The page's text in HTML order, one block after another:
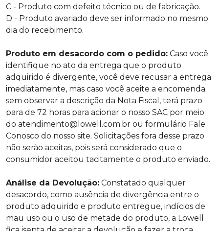
C - Produto com defeito técnico ou de fabricação.
D - Produto avariado deve ser informado no mesmo
dia do recebimento.
Produto em desacordo com o pedido: Caso você
identifique no ato da entrega que o produto
adquirido é divergente, você deve recusar a entrega
imediatamente, mas caso você aceite a encomenda
sem observar a descrição da Nota Fiscal, terá prazo
para de 72 horas para acionar o nosso SAC por meio
do atendimento@lowell.com.br ou formulário Fale
Conosco do nosso site. Solicitações fora desse prazo
não serão aceitas, pois será considerado que o
consumidor aceitou tacitamente o produto enviado.
Análise da Devolução: Constatado qualquer
desacordo, como ausência de divergência entre o
produto adquirido e produto entregue, indícios de
mau uso ou o uso de metade do produto, a Lowell